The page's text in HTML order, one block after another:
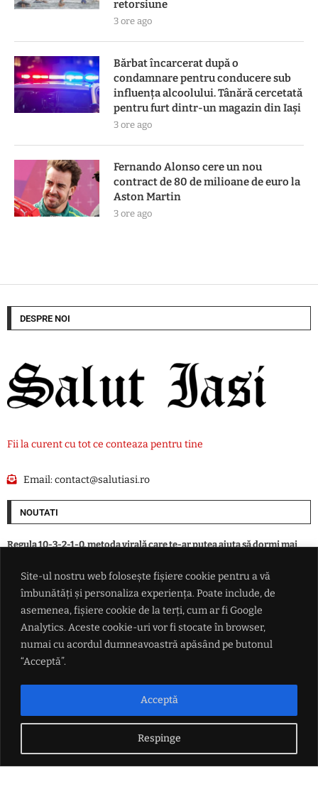
Site-ul nostru web folosește fișiere cookie pentru a vă
îmbunătăți și personaliza experiența. Poate include, de
asemenea, fișiere cookie de la terți, cum ar fi Google
Analytics. Aceste cookie-uri vor fi stocate în browser,
numai cu acordul dumneavoastră apăsând pe butonul
“Acceptă”.
Respinge
Acceptă
retorsiune
3 ore ago
Bărbat încarcerat după o
condamnare pentru conducere sub
influența alcoolului. Tânără cercetată
pentru furt dintr-un magazin din Iași
3 ore ago
Fernando Alonso cere un nou
contract de 80 de milioane de euro la
Aston Martin
3 ore ago
DESPRE NOI
Fii la curent cu tot ce conteaza pentru tine
Email:contact@salutiasi.ro
NOUTATI
Regula 10-3-2-1-0, metoda virală care te-ar putea ajuta să dormi mai
Bărbat arestat preventiv 30 de zile la Iași, după ce și-ar fi agresat
partenera și ar fi încălcat ordinul de protecție
Tensiuni tot mai mari în UE: Spania îi dă ultimatum Italiei în scandalul
Schengen și amenință cu măsuri de retorsiune
Bărbat încarcerat după o condamnare pentru conducere sub influența